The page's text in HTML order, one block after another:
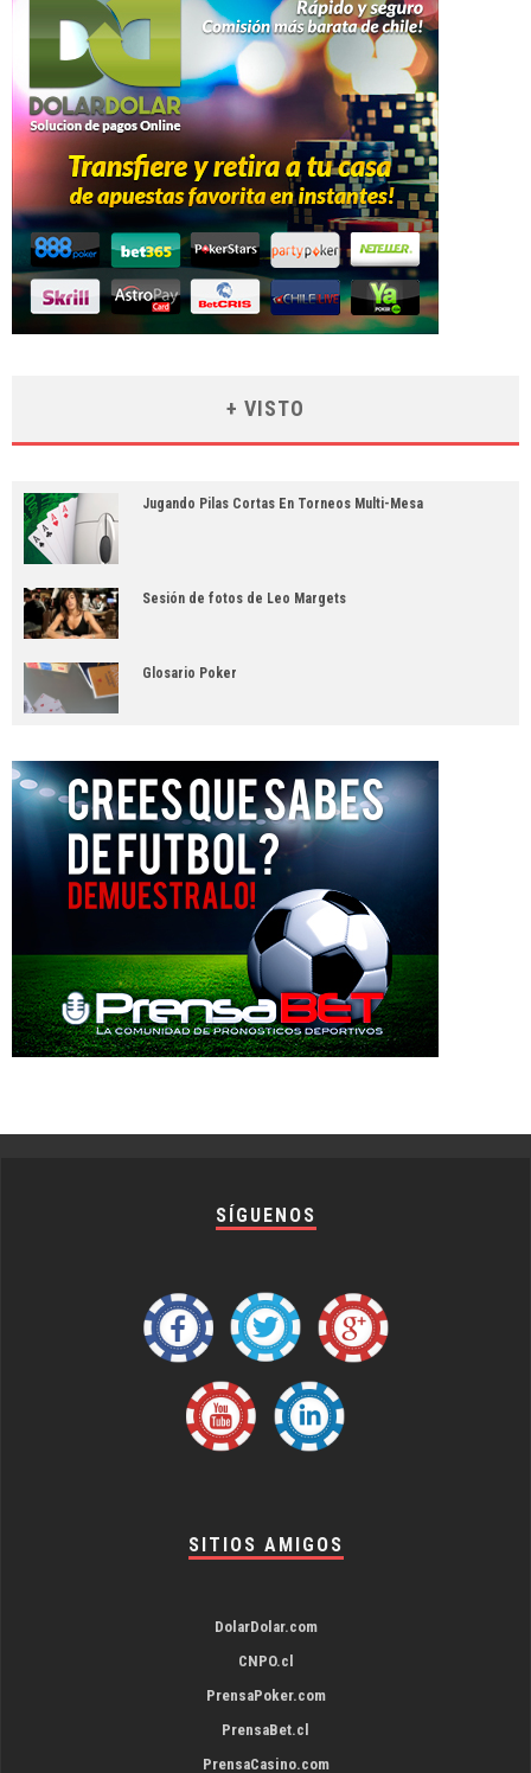
+ VISTO
Jugando Pilas Cortas En Torneos Multi-Mesa
Sesión de fotos de Leo Margets
Glosario Poker
SÍGUENOS
SITIOS AMIGOS
DolarDolar.com
CNPO.cl
PrensaPoker.com
PrensaBet.cl
PrensaCasino.com